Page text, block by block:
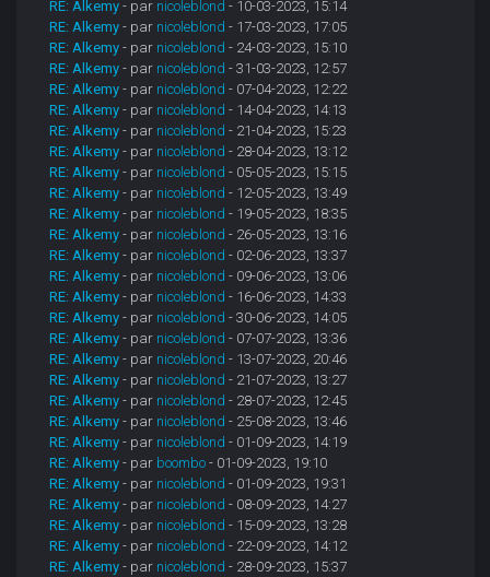
RE: Alkemy - par nicoleblond - 10-03-2023, 15:14
RE: Alkemy - par nicoleblond - 17-03-2023, 17:05
RE: Alkemy - par nicoleblond - 24-03-2023, 15:10
RE: Alkemy - par nicoleblond - 31-03-2023, 12:57
RE: Alkemy - par nicoleblond - 07-04-2023, 12:22
RE: Alkemy - par nicoleblond - 14-04-2023, 14:13
RE: Alkemy - par nicoleblond - 21-04-2023, 15:23
RE: Alkemy - par nicoleblond - 28-04-2023, 13:12
RE: Alkemy - par nicoleblond - 05-05-2023, 15:15
RE: Alkemy - par nicoleblond - 12-05-2023, 13:49
RE: Alkemy - par nicoleblond - 19-05-2023, 18:35
RE: Alkemy - par nicoleblond - 26-05-2023, 13:16
RE: Alkemy - par nicoleblond - 02-06-2023, 13:37
RE: Alkemy - par nicoleblond - 09-06-2023, 13:06
RE: Alkemy - par nicoleblond - 16-06-2023, 14:33
RE: Alkemy - par nicoleblond - 30-06-2023, 14:05
RE: Alkemy - par nicoleblond - 07-07-2023, 13:36
RE: Alkemy - par nicoleblond - 13-07-2023, 20:46
RE: Alkemy - par nicoleblond - 21-07-2023, 13:27
RE: Alkemy - par nicoleblond - 28-07-2023, 12:45
RE: Alkemy - par nicoleblond - 25-08-2023, 13:46
RE: Alkemy - par nicoleblond - 01-09-2023, 14:19
RE: Alkemy - par boombo - 01-09-2023, 19:10
RE: Alkemy - par nicoleblond - 01-09-2023, 19:31
RE: Alkemy - par nicoleblond - 08-09-2023, 14:27
RE: Alkemy - par nicoleblond - 15-09-2023, 13:28
RE: Alkemy - par nicoleblond - 22-09-2023, 14:12
RE: Alkemy - par nicoleblond - 28-09-2023, 15:37